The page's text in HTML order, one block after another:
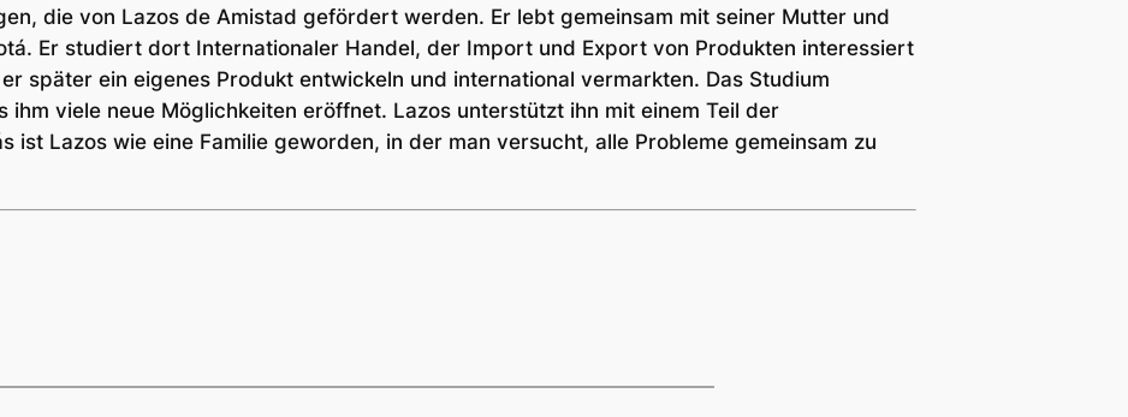
die von Lazos de Amistad gefördert werden. Er lebt gemeinsam mit seiner Mutter und
Er studiert dort Internationaler Handel, der Import und Export von Produkten interessiert
später ein eigenes Produkt entwickeln und international vermarkten. Das Studium
ihm viele neue Möglichkeiten eröffnet. Lazos unterstützt ihn mit einem Teil der
ist Lazos wie eine Familie geworden, in der man versucht, alle Probleme gemeinsam zu